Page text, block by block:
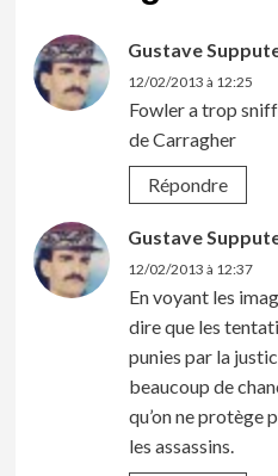
Gustave
12/02/2013 à 12:25
Fowler a trop
de Carragher
Répondre
Gustave
12/02/2013 à 12:37
En voyant les
dire que les
punies par la
beaucoup de
qu’on ne protège
les assassins.